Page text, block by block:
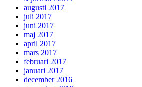
augusti 2017
juli 2017
juni 2017
maj 2017
april 2017
mars 2017
februari 2017
januari 2017
december 2016